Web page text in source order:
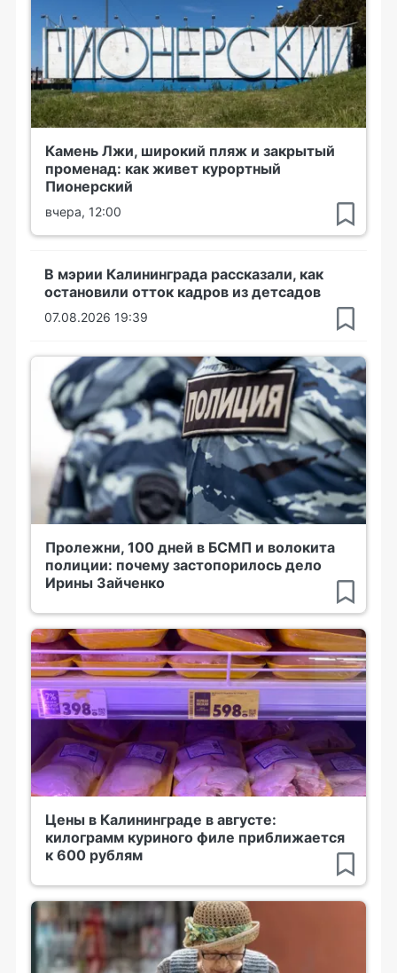
Камень Лжи, широкий пляж и закрытый
променад: как живет курортный
Пионерский
вчера, 12:00
В мэрии Калининграда рассказали, как
остановили отток кадров из детсадов
07.08.2026 19:39
Пролежни, 100 дней в БСМП и волокита
полиции: почему застопорилось дело
Ирины Зайченко
Цены в Калининграде в августе:
килограмм куриного филе приближается
к 600 рублям